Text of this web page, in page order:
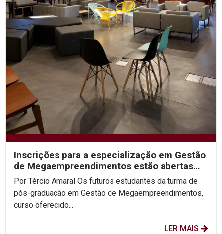
Inscrições para a especialização em Gestão
de Megaempreendimentos estão abertas
até 29 de fevereiro
Por Tércio Amaral Os futuros estudantes da turma de
pós-graduação em Gestão de Megaempreendimentos,
curso oferecido...
LER MAIS